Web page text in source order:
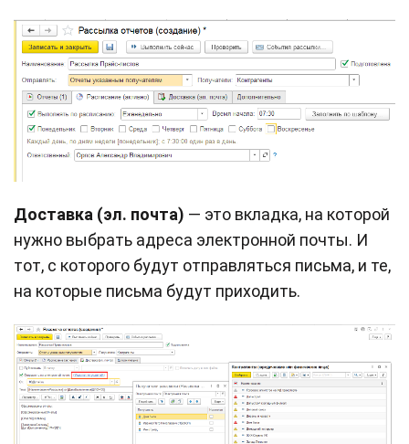
Доставка (эл. почта) — это вкладка, на которой
нужно выбрать адреса электронной почты. И
тот, с которого будут отправляться письма, и те,
на которые письма будут приходить.